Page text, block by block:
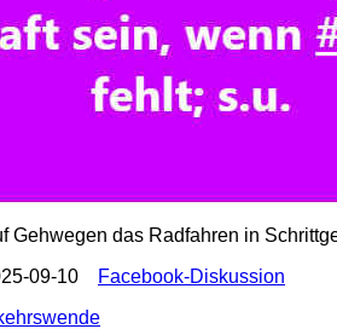
Gehwegen das Radfahren in
09-10
Facebook-Diskussion